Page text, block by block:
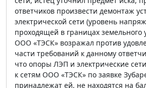
ответчиков произвести демонтаж
электрической сети (уровень
проходящей в границах земельного
ООО «ТЭСК» возражал против
части требований к данному
что опоры ЛЭП и электрические
к сетям ООО «ТЭСК» по заявке
принадлежат ей, не находятся на